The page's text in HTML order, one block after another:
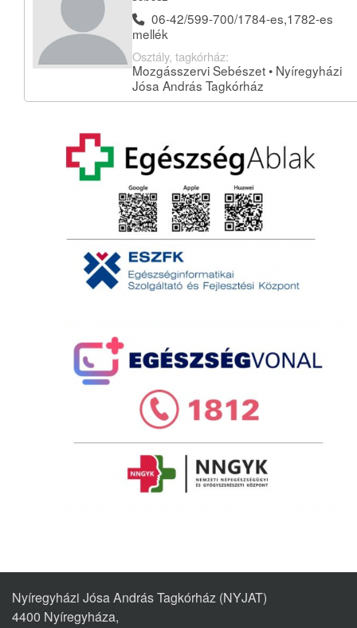
06-42/599-700/1784-es,1782-es
mellék
Osztály, tagkórház:
Mozgásszervi Sebészet • Nyíregyházi
Jósa András Tagkórház
Nyíregyházi Jósa András Tagkórház (NYJAT)
4400 Nyíregyháza,